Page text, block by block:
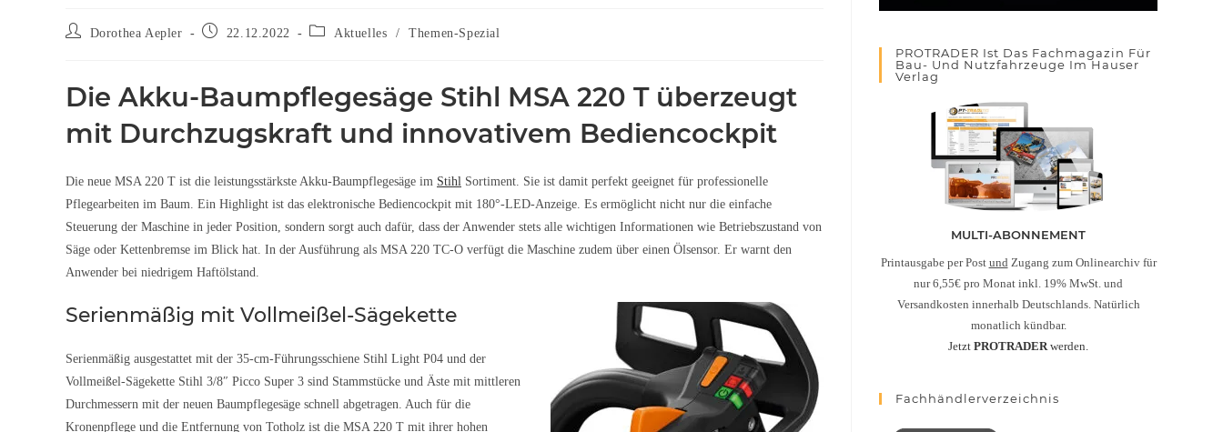
Dorothea Aepler 22.12.2022 Aktuelles / Themen-Spezial
Die Akku-Baumpflegesäge Stihl MSA 220 T überzeugt
mit Durchzugskraft und innovativem Bediencockpit
Die neue MSA 220 T ist die leistungsstärkste Akku-Baumpflegesäge im Stihl Sortiment. Sie ist damit perfekt geeignet für professionelle
Pflegearbeiten im Baum. Ein Highlight ist das elektronische Bediencockpit mit 180°-LED-Anzeige. Es ermöglicht nicht nur die einfache
Steuerung der Maschine in jeder Position, sondern sorgt auch dafür, dass der Anwender stets alle wichtigen Informationen wie Betriebszustand von
Säge oder Kettenbremse im Blick hat. In der Ausführung als MSA 220 TC-O verfügt die Maschine zudem über einen Ölsensor. Er warnt den
Anwender bei niedrigem Haftölstand.
Serienmäßig mit Vollmeißel-Sägekette
Serienmäßig ausgestattet mit der 35-cm-Führungsschiene Stihl Light P04 und der
Vollmeißel-Sägekette Stihl 3/8″ Picco Super 3 sind Stammstücke und Äste mit mittleren
Durchmessern mit der neuen Baumpflegesäge schnell abgetragen. Auch für die
Kronenpflege und die Entfernung von Totholz ist die MSA 220 T mit ihrer hohen
PROTRADER Ist Das Fachmagazin Für
Bau- Und Nutzfahrzeuge Im Hauser
Verlag
MULTI-ABONNEMENT
Printausgabe per Post und Zugang zum Onlinearchiv für
nur 6,55€ pro Monat inkl. 19% MwSt. und
Versandkosten innerhalb Deutschlands. Natürlich
monatlich kündbar.
Jetzt PROTRADERwerden.
Fachhändlerverzeichnis